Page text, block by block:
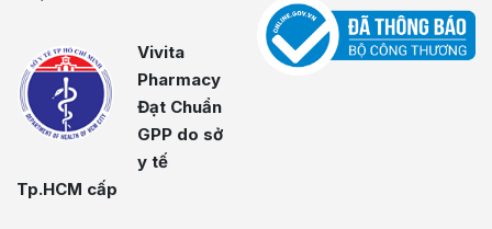
Vivita
Pharmacy
Đạt Chuẩn
GPP do sở
y tế
Tp.HCM cấp